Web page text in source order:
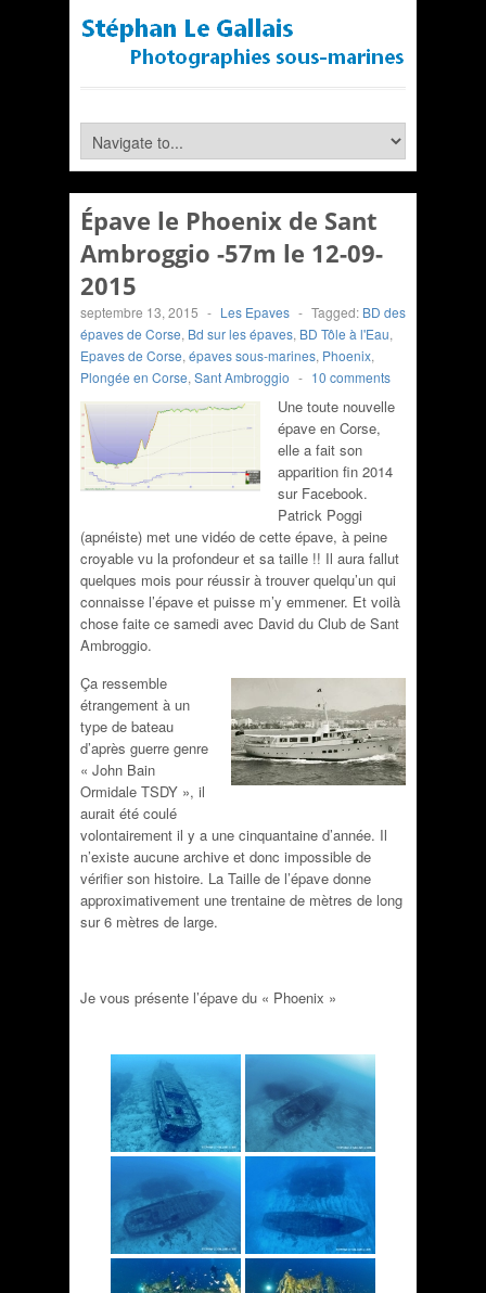
Épave le Phoenix de Sant
Ambroggio -57m le 12-09-
2015
septembre 13, 2015 - Les Epaves - Tagged: BD des
épaves de Corse, Bd sur les épaves, BD Tôle à l'Eau,
Epaves de Corse, épaves sous-marines, Phoenix,
Plongée en Corse, Sant Ambroggio - 10 comments
Une toute nouvelle
épave en Corse,
elle a fait son
apparition fin 2014
sur Facebook.
Patrick Poggi
(apnéiste) met une vidéo de cette épave, à peine
croyable vu la profondeur et sa taille !! Il aura fallut
quelques mois pour réussir à trouver quelqu’un qui
connaisse l’épave et puisse m’y emmener. Et voilà
chose faite ce samedi avec David du Club de Sant
Ambroggio.
Ça ressemble
étrangement à un
type de bateau
d’après guerre genre
« John Bain
Ormidale TSDY », il
aurait été coulé
volontairement il y a une cinquantaine d’année. Il
n’existe aucune archive et donc impossible de
vérifier son histoire. La Taille de l’épave donne
approximativement une trentaine de mètres de long
sur 6 mètres de large.
Je vous présente l’épave du « Phoenix »